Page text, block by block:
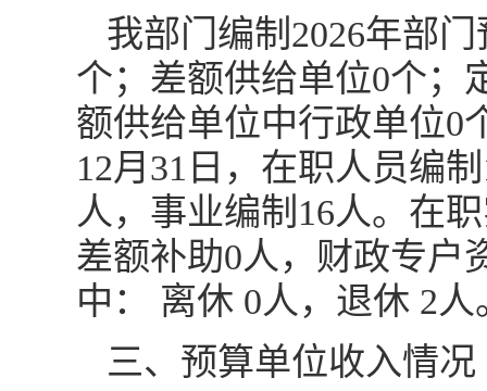
我部门编制2026年部
个；差额供给单位0个；
额供给单位中行政单位0
12月31日，在职人员编
人，事业编制16人。在
差额补助0人，财政专户
中： 离休 0人，退休 2
三、预算单位收入情况